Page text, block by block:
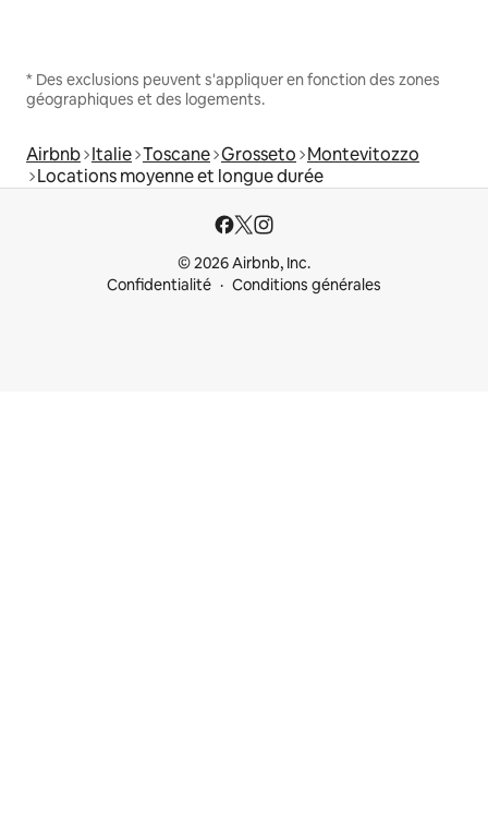
* Des exclusions peuvent s'appliquer en fonction des zones
géographiques et des logements.
Airbnb Italie Toscane Grosseto Montevitozzo
Locations moyenne et longue durée
© 2026 Airbnb, Inc.
Confidentialité
Conditions générales